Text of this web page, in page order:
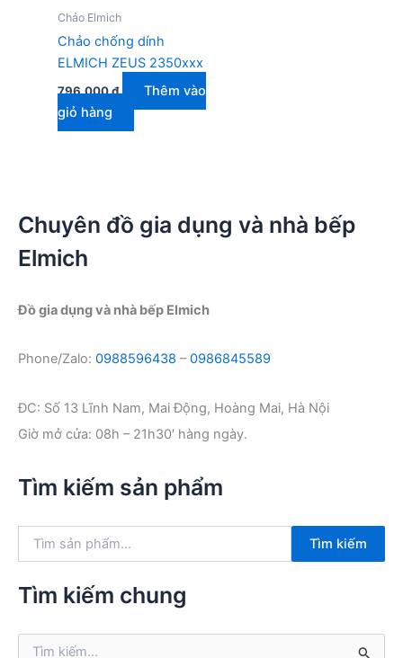
Chảo Elmich
Chảo chống dính
ELMICH ZEUS 2350xxx
796.000₫
Thêm vào
giỏ hàng
Chuyên đồ gia dụng và nhà bếp
Elmich
Đồ gia dụng và nhà bếp Elmich
Phone/Zalo: 0988596438 –0986845589
ĐC: Số 13 Lĩnh Nam, Mai Động, Hoàng Mai, Hà Nội
Giờ mở cửa: 08h – 21h30′ hàng ngày.
Tìm kiếm sản phẩm
k
Tìm kiếm
Tìm kiếm chung